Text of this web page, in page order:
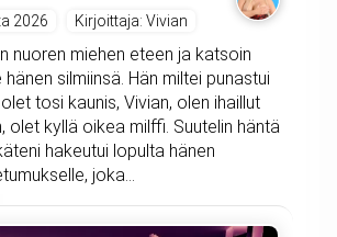
2026 Kirjoittaja: Vivian
nuoren miehen eteen ja katsoin
silmiinsä. Hän miltei punastui
tosi kaunis, Vivian, olen ihaillut
olet kyllä oikea milffi. Suutelin häntä
hakeutui lopulta hänen
joka...